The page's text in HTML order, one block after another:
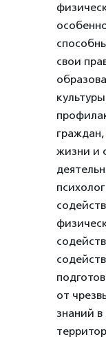
свои
жизни и
от
знаний